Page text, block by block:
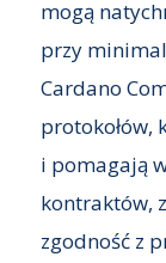
mogą
przy
Cardano
protokołów,
i pomagają
kontraktów,
zgodność z